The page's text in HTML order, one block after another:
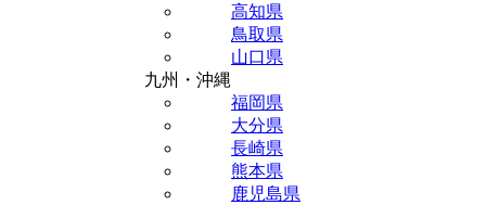
高知県
鳥取県
山口県
九州・沖縄
福岡県
大分県
長崎県
熊本県
鹿児島県